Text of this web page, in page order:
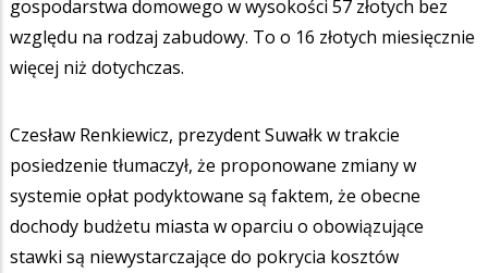
gospodarstwa domowego w wysokości 57 złotych bez
względu na rodzaj zabudowy. To o 16 złotych miesięcznie
więcej niż dotychczas.
Czesław Renkiewicz, prezydent Suwałk w trakcie
posiedzenie tłumaczył, że proponowane zmiany w
systemie opłat podyktowane są faktem, że obecne
dochody budżetu miasta w oparciu o obowiązujące
stawki są niewystarczające do pokrycia kosztów